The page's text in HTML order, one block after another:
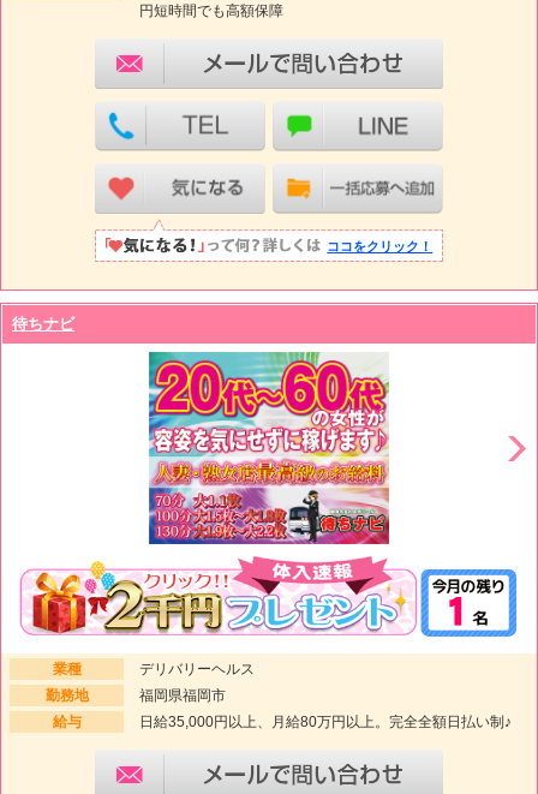
円短時間でも高額保障
ココをクリック！
待ちナビ
業種
デリバリーヘルス
勤務地
福岡県福岡市
給与
日給35,000円以上、月給80万円以上。完全全額日払い制♪